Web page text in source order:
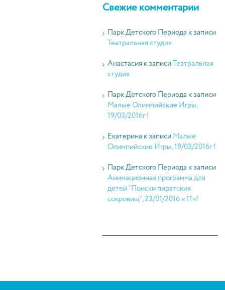
Свежие комментарии
Парк Детского Периода к записи
Театральная студия
Анастасияк записиТеатральная
студия
Парк Детского Периода к записи
Малые Олимпийские Игры,
19/03/2016г !
Екатерина к записиМалые
Олимпийские Игры, 19/03/2016г !
Парк Детского Периода к записи
Анимационная программа для
детей “Поиски пиратских
сокровищ”, 23/01/2016 в 11ч!